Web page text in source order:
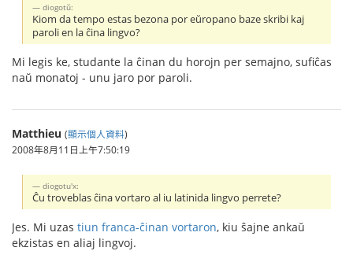
diogotŭ:
Kiom da tempo estas bezona por eŭropano baze skribi kaj
paroli en la ĉina lingvo?
Mi legis ke, studante la ĉinan du horojn per semajno, sufiĉas
naŭ monatoj - unu jaro por paroli.
Matthieu (顯示個人資料)
2008年8月11日上午7:50:19
diogotu'x:
Ĉu troveblas ĉina vortaro al iu latinida lingvo perrete?
Jes. Mi uzas tiun franca-ĉinan vortaron, kiu ŝajne ankaŭ
ekzistas en aliaj lingvoj.